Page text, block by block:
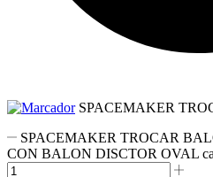
SPACEMAKER
SPACEMAKER TROCAR
CON BALON DISCTOR OVAL